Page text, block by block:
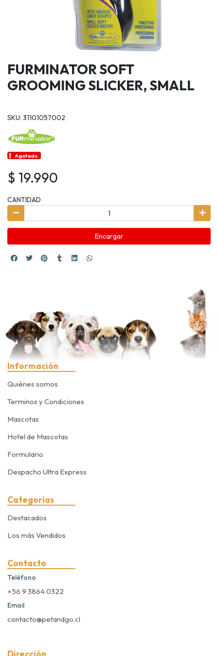
FURMINATOR SOFT
GROOMING SLICKER, SMALL
SKU: 31101057002
Agotado.
$ 19.990
CANTIDAD
Encargar
Información
Quiénes somos
Terminos y Condiciones
Mascotas
Hotel de Mascotas
Formulario
Despacho Ultra Express
Categorías
Destacados
Los más Vendidos
Contacto
Teléfono
+56 9 3864 0322
Email
contacto@petandgo.cl
Dirección